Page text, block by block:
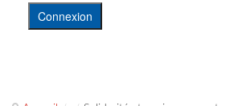
Connexion